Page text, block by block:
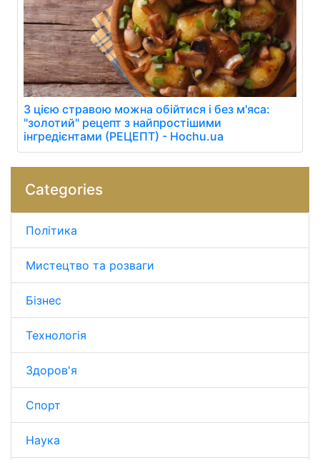
З цією стравою можна обійтися і без м'яса:
"золотий" рецепт з найпростішими
інгредієнтами (РЕЦЕПТ) - Hochu.ua
Categories
Політика
Мистецтво та розваги
Бізнес
Технологія
Здоров'я
Спорт
Наука